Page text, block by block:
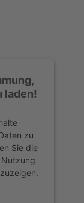
laden!
zu
Sie die